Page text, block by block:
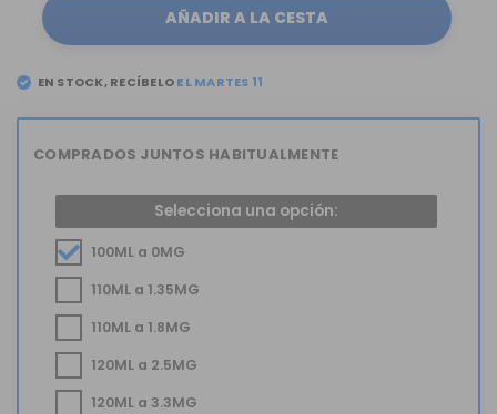
AÑADIR A LA CESTA
EN STOCK, RECÍBELO
COMPRADOS JUNTOS HABITUALMENTE
Selecciona una opción:
100ML a 0MG
110ML a 1.35MG
110ML a 1.8MG
120ML a 2.5MG
120ML a 3.3MG